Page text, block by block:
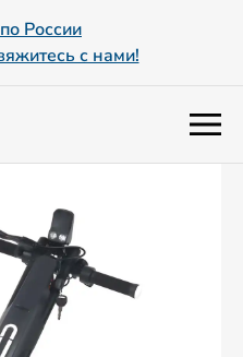
России
с нами!